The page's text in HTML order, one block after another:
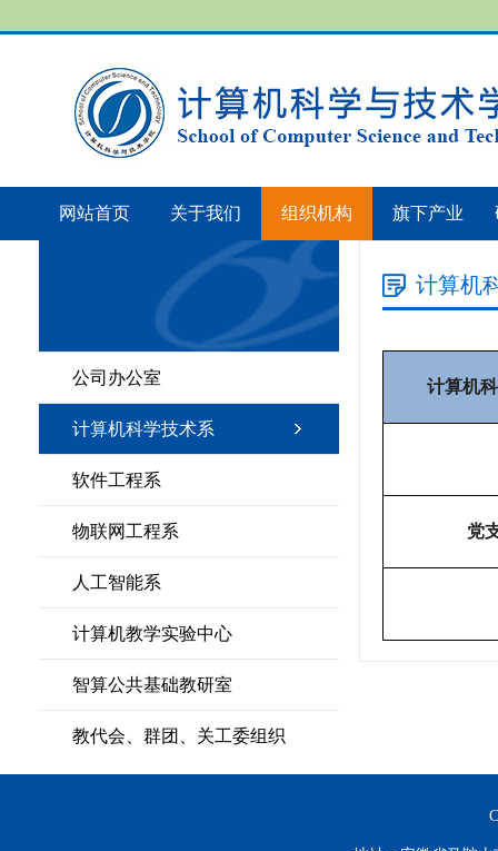
网站首页 关于我们 组织机构 旗下产业
公司办公室
计算机科学技术系
软件工程系
物联网工程系
人工智能系
计算机教学实验中心
智算公共基础教研室
教代会、群团、关工委组织
计算机
计算机
党